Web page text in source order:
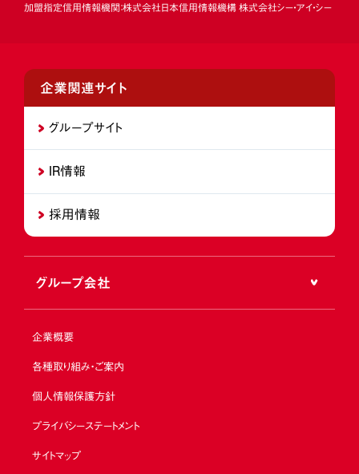
加盟指定信用情報機関：株式会社日本信用情報機構 株式会社シー・アイ・シー
企業関連サイト
グループサイト
IR情報
採用情報
グループ会社
企業概要
各種取り組み・ご案内
個人情報保護方針
プライバシーステートメント
サイトマップ